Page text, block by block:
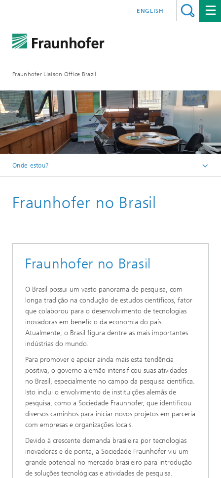
Fraunhofer Liaison Office Brazil
ENGLISH
Onde estou?
Fraunhofer no Brasil
Fraunhofer no Brasil
O Brasil possui um vasto panorama de pesquisa, com
longa tradição na condução de estudos científicos, fator
que colaborou para o desenvolvimento de tecnologias
inovadoras em benefício da economia do país.
Atualmente, o Brasil figura dentre as mais importantes
indústrias do mundo.
Para promover e apoiar ainda mais esta tendência
positiva, o governo alemão intensificou suas atividades
no Brasil, especialmente no campo da pesquisa científica.
Isto inclui o envolvimento de instituições alemãs de
pesquisa, como a Sociedade Fraunhofer, que identificou
diversos caminhos para iniciar novos projetos em parceria
com empresas e organizações locais.
Devido à crescente demanda brasileira por tecnologias
inovadoras e de ponta, a Sociedade Fraunhofer viu um
grande potencial no mercado brasileiro para introdução
de soluções tecnológicas e atividades de pesquisa.